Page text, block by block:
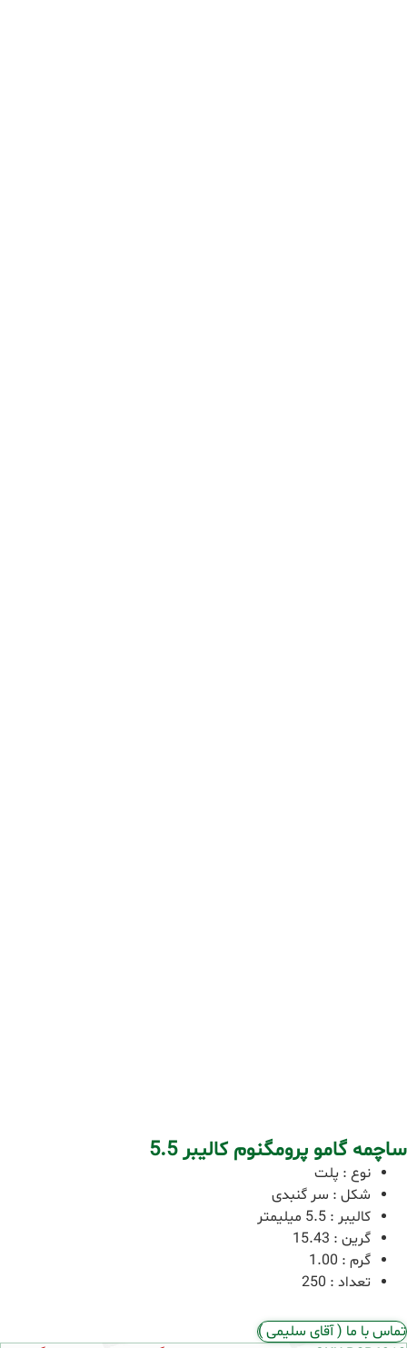
ساچمه گامو پرومگنوم کالیبر 5.5
نوع : پلت
شکل : سر گنبدی
کالیبر : 5.5 میلیمتر
گرین :
15.43
گرم :
1.00
تعداد :
250
تماس با ما ( آقای سلیمی )